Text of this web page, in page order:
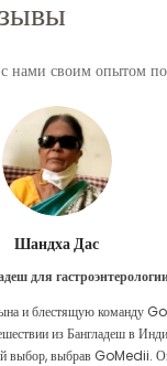
нами своим опытом
Шандха Дас
для
и блестящую команду
из Бангладеш в
выбор, выбрав GoMedii.